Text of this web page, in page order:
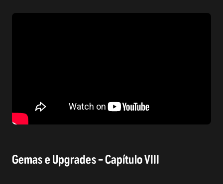
Gemas e Upgrades – Capítulo VIII